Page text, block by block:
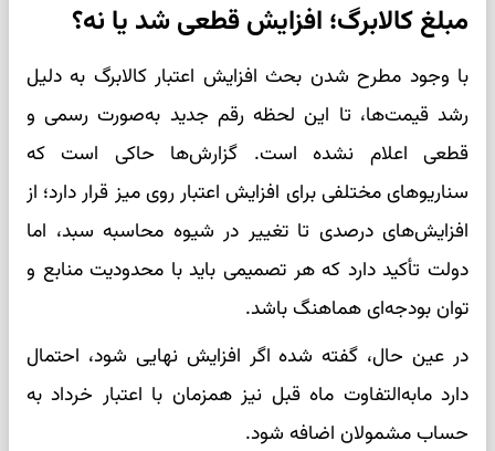
مبلغ کالابرگ؛ افزایش قطعی شد یا نه؟
با وجود مطرح شدن بحث افزایش اعتبار کالابرگ به دلیل
رشد قیمت‌ها، تا این لحظه رقم جدید به‌صورت رسمی و
قطعی اعلام نشده است. گزارش‌ها حاکی است که
سناریوهای مختلفی برای افزایش اعتبار روی میز قرار دارد؛ از
افزایش‌های درصدی تا تغییر در شیوه محاسبه سبد، اما
دولت تأکید دارد که هر تصمیمی باید با محدودیت منابع و
توان بودجه‌ای هماهنگ باشد.
در عین حال، گفته شده اگر افزایش نهایی شود، احتمال
دارد مابه‌التفاوت ماه قبل نیز همزمان با اعتبار خرداد به
حساب مشمولان اضافه شود.